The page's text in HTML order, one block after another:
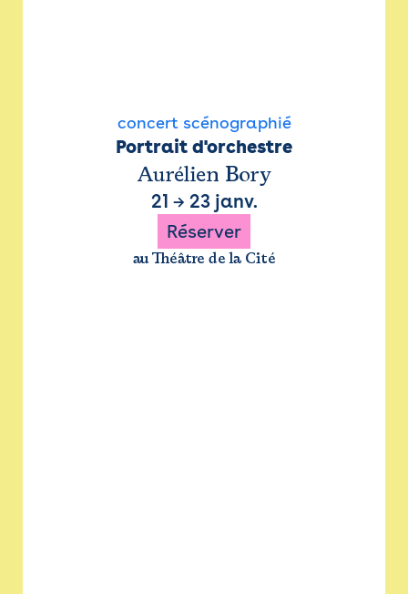
concert scénographié
Portrait d'orchestre
Aurélien Bory
21 → 23 janv.
Réserver
au Théâtre de la Cité